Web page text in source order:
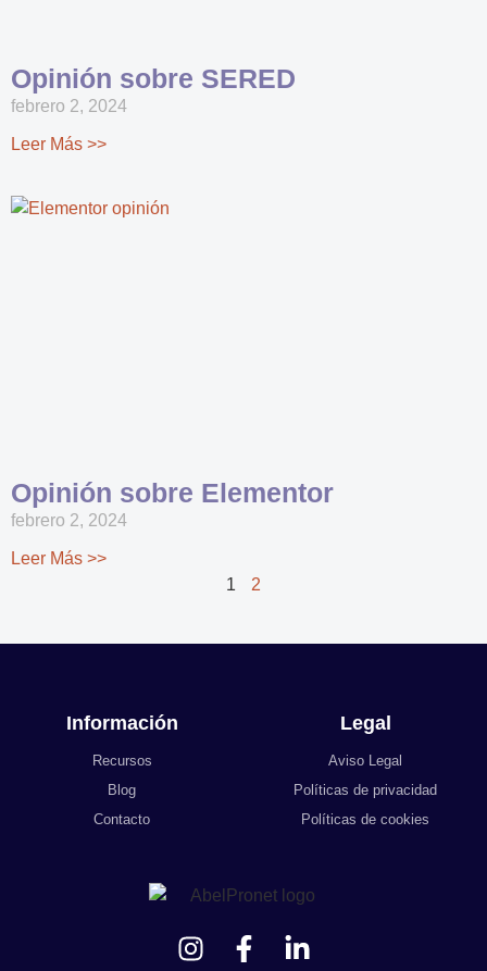
Opinión sobre SERED
febrero 2, 2024
Leer Más >>
Opinión sobre Elementor
febrero 2, 2024
Leer Más >>
1
2
Información
Recursos
Blog
Contacto
Legal
Aviso Legal
Políticas de privacidad
Políticas de cookies